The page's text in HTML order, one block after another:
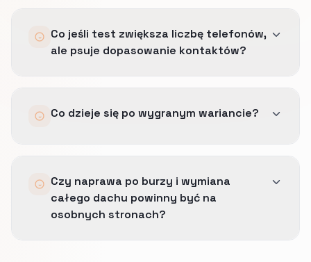
telefon nadal kosztuje.
wyraźnej intencji zakupu i sensowną mieszankę
ruchu w tygodniu oraz po godzinach.
Co jeśli test zwiększa liczbę telefonów,
ale psuje dopasowanie kontaktów?
Dobra wygrana CRO skraca drogę do kontaktu
Co dzieje się po wygranym wariancie?
krótkiego formularza i układ dowodu zaufania,
żeby operacja mogła utrzymać szybszą
ścieżkę.
Czy naprawa po burzy i wymiana
całego dachu powinny być na
osobnych stronach?